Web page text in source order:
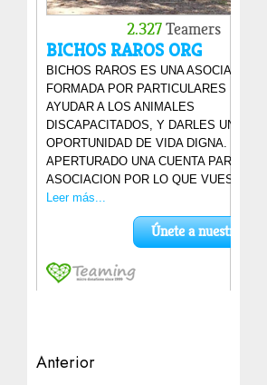
Navegación
Anterior